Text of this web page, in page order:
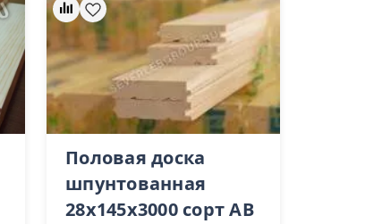
Половая доска
шпунтованная
28х145х3000 сорт AB